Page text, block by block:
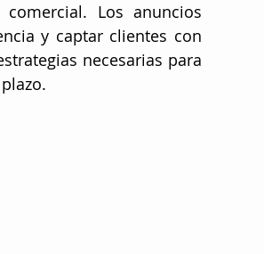
Los anuncios
y captar clientes con
necesarias para